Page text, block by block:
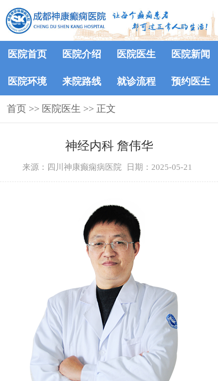
医院首页 医院介绍 医院医生 医院新闻
医院环境 来院路线 就诊流程 预约医生
首页 >> 医院医生 >> 正文
神经内科 詹伟华
来源：四川神康癫痫病医院 日期：2025-05-21